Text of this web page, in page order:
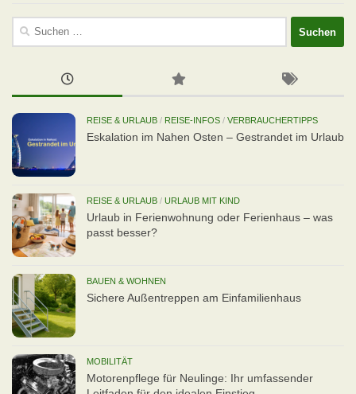
Suchen
REISE & URLAUB / REISE-INFOS / VERBRAUCHERTIPPS
Eskalation im Nahen Osten – Gestrandet im Urlaub
REISE & URLAUB / URLAUB MIT KIND
Urlaub in Ferienwohnung oder Ferienhaus – was
passt besser?
BAUEN & WOHNEN
Sichere Außentreppen am Einfamilienhaus
MOBILITÄT
Motorenpflege für Neulinge: Ihr umfassender